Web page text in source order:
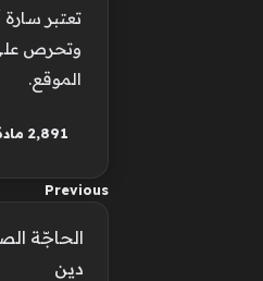
تعتبر
وتحرص على
الموقع.
2٬891 مادة منشورة
Previous
الحاجّة
دين